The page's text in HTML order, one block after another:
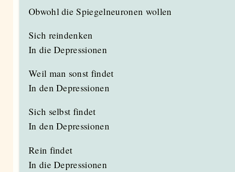
Obwohl die Spiegelneuronen wollen
Sich reindenken
In die Depressionen
Weil man sonst findet
In den Depressionen
Sich selbst findet
In den Depressionen
Rein findet
In die Depressionen